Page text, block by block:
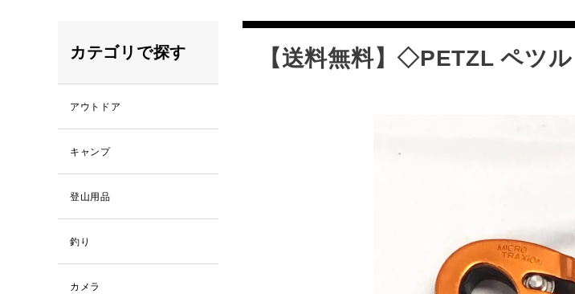
【送料無料】◇PETZL ペツ
カテゴリで探す
アウトドア
キャンプ
登山用品
釣り
カメラ